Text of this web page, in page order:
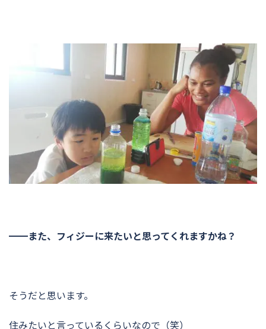
━━また、フィジーに来たいと思ってくれますかね？
そうだと思います。
住みたいと言っているくらいなので（笑）